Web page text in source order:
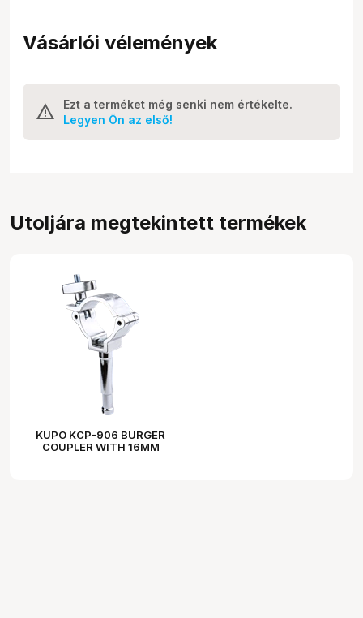
Vásárlói vélemények
Ezt a terméket még senki nem értékelte.
Legyen Ön az első!
Utoljára megtekintett termékek
KUPO KCP-906 BURGER
COUPLER WITH 16MM